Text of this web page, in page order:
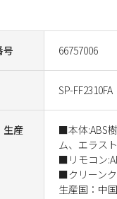
号 66757006
SP-FF2310FA
生産
■本体:ABS
ム、エラス
■リモコン
■クリーン
生産国：中国